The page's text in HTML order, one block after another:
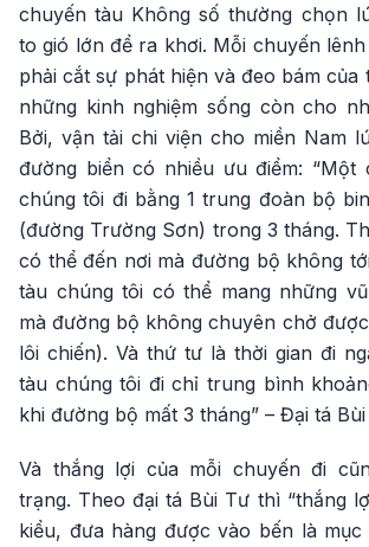
chuyến tàu Không số thường chọn
to gió lớn để ra khơi. Mỗi chuyến
phải cắt sự phát hiện và đeo bám của
những kinh nghiệm sống còn cho
Bởi, vận tải chi viện cho miền Nam
đường biển có nhiều ưu điểm: “Một
chúng tôi đi bằng 1 trung đoàn bộ
(đường Trường Sơn) trong 3 tháng.
có thể đến nơi mà đường bộ không
tàu chúng tôi có thể mang những
mà đường bộ không chuyên chở
lôi chiến). Và thứ tư là thời gian đi
tàu chúng tôi đi chỉ trung bình
khi đường bộ mất 3 tháng” – Đại tá
Và thắng lợi của mỗi chuyến đi
trạng. Theo đại tá Bùi Tư thì “thắng
kiểu, đưa hàng được vào bến là